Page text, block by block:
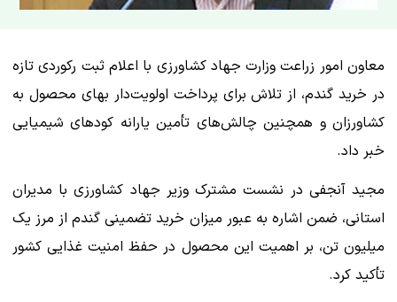
معاون امور زراعت وزارت جهاد کشاورزی با اعلام ثبت رکوردی تازه
در خرید گندم، از تلاش برای پرداخت اولویت‌دار بهای محصول به
کشاورزان و همچنین چالش‌های تأمین یارانه کودهای شیمیایی
خبر داد.
مجید آنجفی در نشست مشترک وزیر جهاد کشاورزی با مدیران
استانی، ضمن اشاره به عبور میزان خرید تضمینی گندم از مرز یک
میلیون تن، بر اهمیت این محصول در حفظ امنیت غذایی کشور
تأکید کرد.